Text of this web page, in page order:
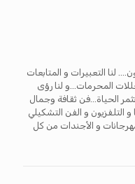
لنا التعبيرات و المتابعات
المحرمات...و لنا رؤى
الحياة...فن ثقافة وجمال
التلفزيون و الفن التشكيلي
و الأجندات من كل